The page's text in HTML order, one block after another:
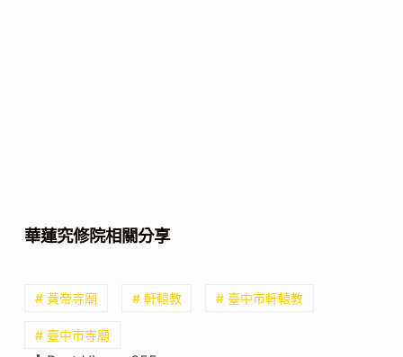
華蓮究修院相關分享
# 黃帝寺廟 # 軒轅教 # 臺中市軒轅教
# 臺中市寺廟